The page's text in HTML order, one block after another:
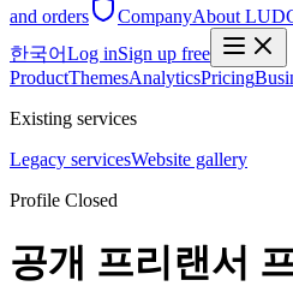
and orders
CompanyAbout
한국어Log inSign up free
ProductThemesAnalyticsPricing
Existing services
Legacy servicesWebsite gallery
Profile Closed
공개 프리랜서